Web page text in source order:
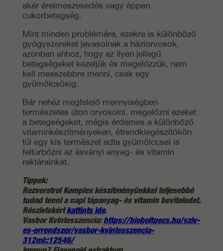
akár érelmeszesedés vagy éppen
cukorbetegség.
Mint minden problémára, ezekre is különböző
gyógyszereket javasolnak a háziorvosok,
azonban ahhoz, hogy az ilyen jellegű
betegségeket kezeljük és megelőzzük, nem
kell messzebbre menni, csak egy
gyümölcsösig.
Bár nehéz megfelelő mennyiségben
természetes úton orvosolni, megelőzni ezeket
a betegségeket, mégis érdemes a különböző
vitaminkészítményeken, étrendkiegészítőkön
túl egy kis természet adta gyümölccsel is
felturbózni az ásványi anyag- és vitamin
raktárainkat.
Tippek:
Rezveratrol Komplex készítményünkkel teljesebbé
tudod tenni a napi tápanyag- és vitamin beviteledet.
Részletekértkattints ide.
Vasbor Kvintesszencia:https://bioboltpecs.hu/sziv-
es-errendszer/vasbor-kvintesszencia-
312ml::12546/